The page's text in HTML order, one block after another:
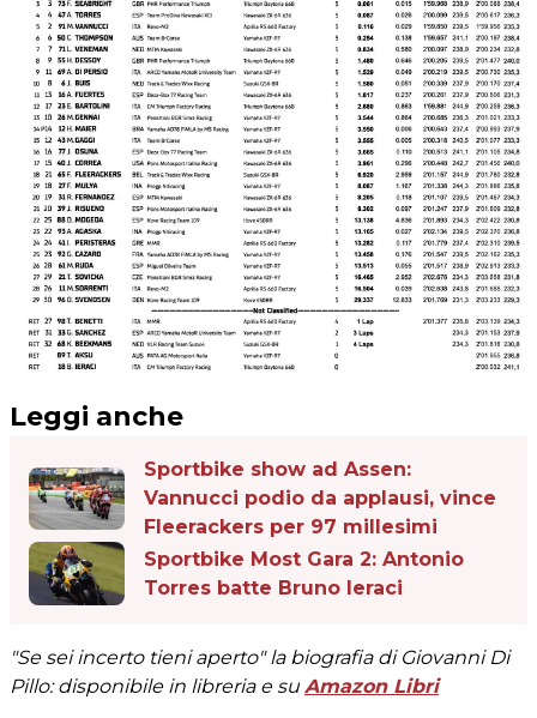
Leggi anche
Sportbike show ad Assen:
Vannucci podio da applausi, vince
Fleerackers per 97 millesimi
Sportbike Most Gara 2: Antonio
Torres batte Bruno Ieraci
"Se sei incerto tieni aperto" la biografia di Giovanni Di
Pillo: disponibile in libreria e su Amazon Libri